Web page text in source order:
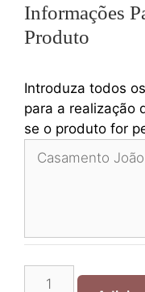
Informações
Produto
Introduza todos
para a realização
se o produto for
Quantidade